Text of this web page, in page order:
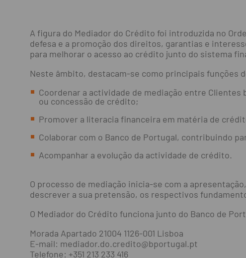
A figura do Mediador do Crédito foi introduzida no
defesa e a promoção dos direitos, garantias e
para melhorar o acesso ao crédito junto do sistema
Neste âmbito, destacam-se como principais funções
Coordenar a actividade de mediação entre
ou concessão de crédito;
Promover a literacia financeira em matéria de
Colaborar com o Banco de Portugal, contribuindo
Acompanhar a evolução da actividade de crédito.
O processo de mediação inicia-se com a
descrever a sua pretensão, os respectivos
O Mediador do Crédito funciona junto do Banco de
Morada Apartado 21004 1126-001 Lisboa
E-mail: mediador.do.credito@bportugal.pt
Telefone: +351 213 233 416